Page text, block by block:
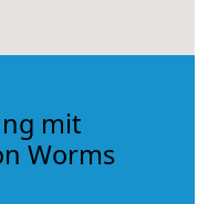
mit
Worms